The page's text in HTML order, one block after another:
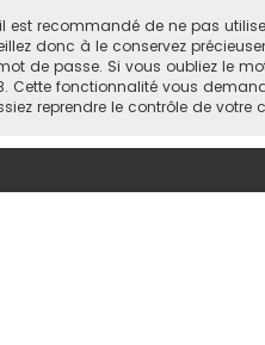
recommandé de ne pas
donc à le conservez
de passe. Si vous oubliez le
fonctionnalité vous
reprendre le contrôle de votre